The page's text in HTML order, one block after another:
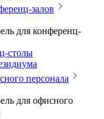
залов
для конференц-
столы
персонала
для офисного